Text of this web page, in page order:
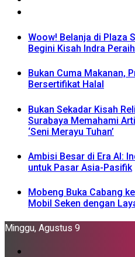
Woow! Belanja di Plaza
Begini Kisah Indra
Bukan Cuma Makanan,
Bersertifikat Halal
Bukan Sekadar Kisah
Surabaya Memahami
‘Seni Merayu Tuhan’
Ambisi Besar di Era AI:
untuk Pasar Asia-Pasifik
Mobeng Buka Cabang
Mobil Seken dengan
Minggu, Agustus 9